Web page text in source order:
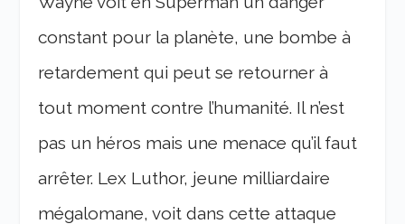
constant pour la planète, une bombe à
retardement qui peut se retourner à
tout moment contre l’humanité. Il n’est
pas un héros mais une menace qu’il faut
arrêter. Lex Luthor, jeune milliardaire
mégalomane, voit dans cette attaque